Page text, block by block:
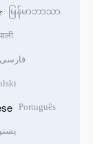
မြန်မာဘာသာ
فارسی
Português